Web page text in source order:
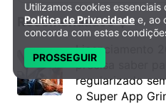
Recomendados
Licenciamento
precisa saber
regularizado
o Super App
Política de Privacidade e
Utilizamos cookies
Política de Privacidade e, ao
concorda com estas
PROSSEGUIR